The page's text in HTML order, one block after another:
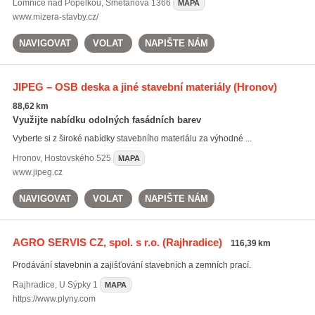
Lomnice nad Popelkou, Smetanova 1366 MAPA
www.mizera-stavby.cz/
NAVIGOVAT VOLAT NAPIŠTE NÁM
JIPEG – OSB deska a jiné stavební materiály(Hronov)
88,62 km
Využijte nabídku odolných fasádních barev
Vyberte si z široké nabídky stavebního materiálu za výhodné ...
Hronov, Hostovského 525 MAPA
www.jipeg.cz
NAVIGOVAT VOLAT NAPIŠTE NÁM
AGRO SERVIS CZ, spol. s r.o.(Rajhradice) 116,39 km
Prodávání stavebnin a zajišťování stavebních a zemních prací.
Rajhradice, U Sýpky 1 MAPA
https://www.plyny.com